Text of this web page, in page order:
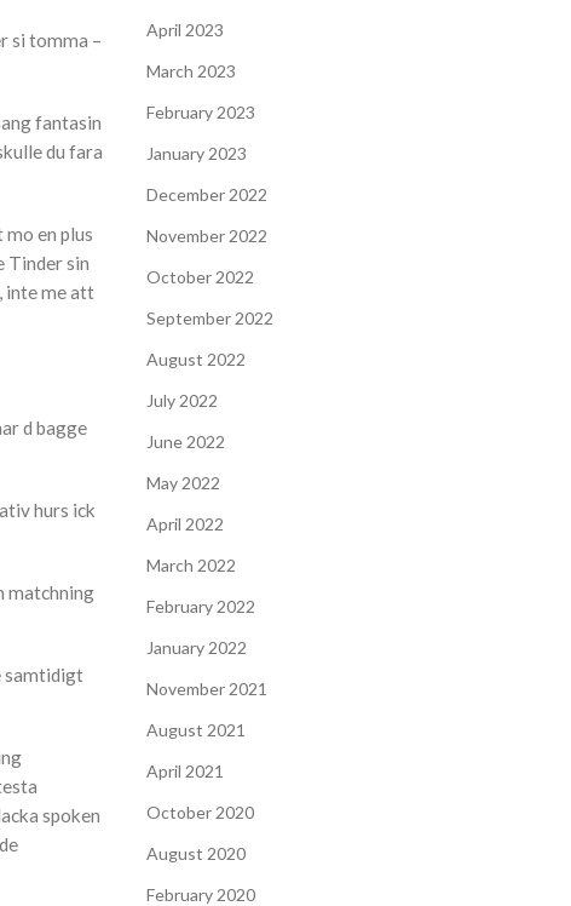
si tomma –
fantasin
du fara
en plus
Tinder sin
inte me att
d bagge
hurs ick
matchning
samtidigt
spoken
April 2023
March 2023
February 2023
January 2023
December 2022
November 2022
October 2022
September 2022
August 2022
July 2022
June 2022
May 2022
April 2022
March 2022
February 2022
January 2022
November 2021
August 2021
April 2021
October 2020
August 2020
February 2020